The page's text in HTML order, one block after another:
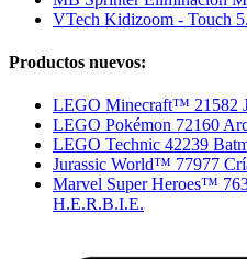
VTech Kidizoom - Touch
Productos nuevos:
LEGO Minecraft™ 21582
LEGO Pokémon 72160
LEGO Technic 42239
Jurassic World™ 77977
Marvel Super Heroes™
H.E.R.B.I.E.